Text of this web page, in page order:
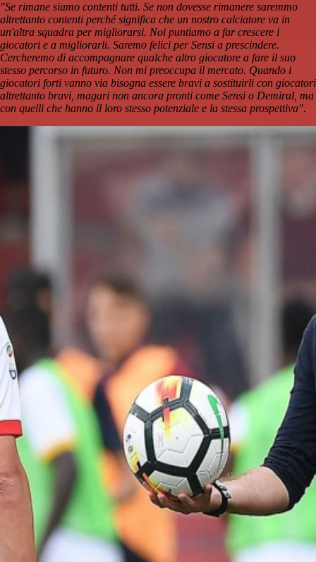
"Se rimane siamo contenti tutti. Se non dovesse rimanere saremmo
altrettanto contenti perché significa che un nostro calciatore va in
un'altra squadra per migliorarsi. Noi puntiamo a far crescere i
giocatori e a migliorarli. Saremo felici per Sensi a prescindere.
Cercheremo di accompagnare qualche altro giocatore a fare il suo
stesso percorso in futuro. Non mi preoccupa il mercato. Quando i
giocatori forti vanno via bisogna essere bravi a sostituirli con giocatori
altrettanto bravi, magari non ancora pronti come Sensi o Demiral, ma
con quelli che hanno il loro stesso potenziale e la stessa prospettiva".